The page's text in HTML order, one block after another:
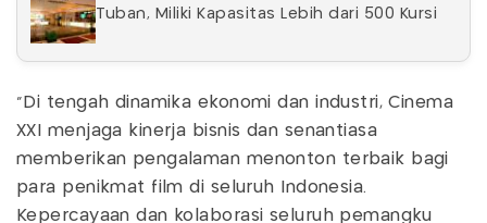
Tuban, Miliki Kapasitas Lebih dari 500 Kursi
"Di tengah dinamika ekonomi dan industri, Cinema
XXI menjaga kinerja bisnis dan senantiasa
memberikan pengalaman menonton terbaik bagi
para penikmat film di seluruh Indonesia.
Kepercayaan dan kolaborasi seluruh pemangku